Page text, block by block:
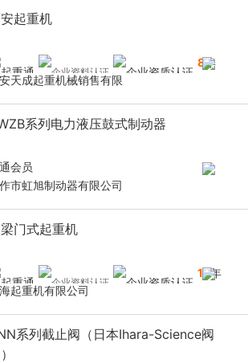
起重机
8年
天成起重机械销售有限
系列电力液压鼓式制动器
会员
市虹旭制动器有限公司
门式起重机
16年
海起重机有限公司
系列截止阀（日本Ihara-Science阀